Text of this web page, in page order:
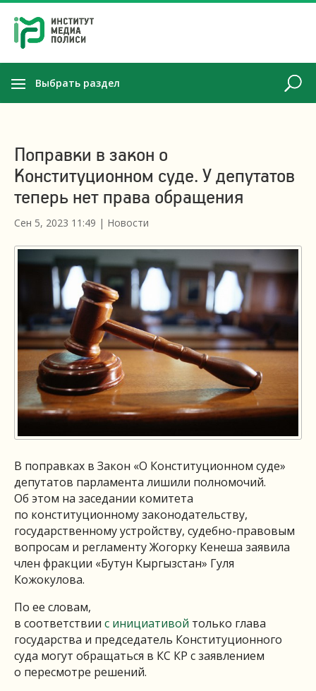
Выбрать раздел
Поправки в закон о
Конституционном суде. У депутатов
теперь нет права обращения
Сен 5, 2023 11:49 | Новости
В поправках в Закон «О Конституционном суде»
депутатов парламента лишили полномочий.
Об этом на заседании комитета
по конституционному законодательству,
государственному устройству, судебно-правовым
вопросам и регламенту Жогорку Кенеша заявила
член фракции «Бутун Кыргызстан» Гуля
Кожокулова.
По ее словам,
в соответствии с инициативой только глава
государства и председатель Конституционного
суда могут обращаться в КС КР с заявлением
о пересмотре решений.